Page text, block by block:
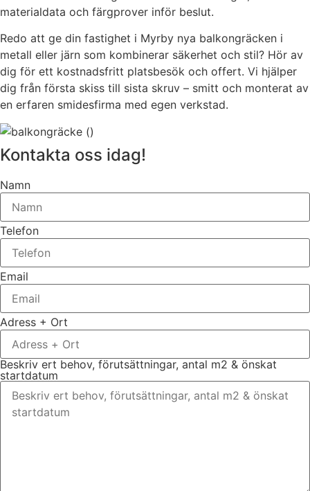
materialdata och färgprover inför beslut.
Redo att ge din fastighet i Myrby nya balkongräcken i
metall eller järn som kombinerar säkerhet och stil? Hör av
dig för ett kostnadsfritt platsbesök och offert. Vi hjälper
dig från första skiss till sista skruv – smitt och monterat av
en erfaren smidesfirma med egen verkstad.
Kontakta oss idag!
Namn
Telefon
Email
Adress + Ort
Beskriv ert behov, förutsättningar, antal m2 & önskat
startdatum